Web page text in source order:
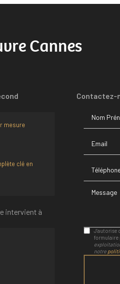
Cannes
mesure
clé en
intervient à
Contactez-
Message
J'autorise
formulaire
notre